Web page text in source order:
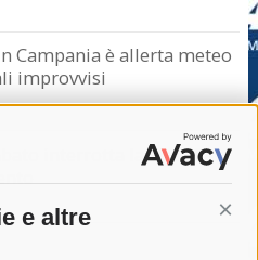
e altre
Campania è allerta meteo
improvvisi
interrotta la linea Eav